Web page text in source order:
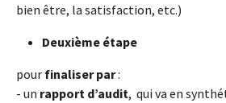
bien être, la satisfaction, etc.)
Deuxième étape
pour finaliser par:
- un rapport d’audit, qui va en